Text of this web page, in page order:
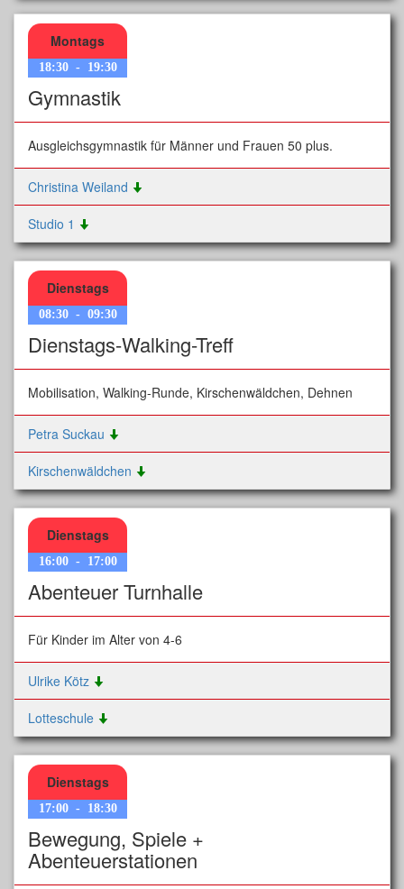
Montags
18:30 - 19:30
Gymnastik
Ausgleichsgymnastik für Männer und Frauen 50 plus.
Christina Weiland
Studio 1
Dienstags
08:30 - 09:30
Dienstags-Walking-Treff
Mobilisation, Walking-Runde, Kirschenwäldchen, Dehnen
Petra Suckau
Kirschenwäldchen
Dienstags
16:00 - 17:00
Abenteuer Turnhalle
Für Kinder im Alter von 4-6
Ulrike Kötz
Lotteschule
Dienstags
17:00 - 18:30
Bewegung, Spiele +
Abenteuerstationen